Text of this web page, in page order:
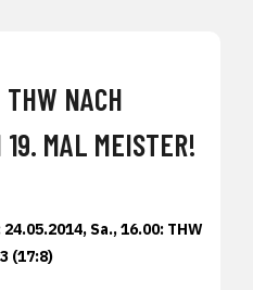
NACH
19. MAL MEISTER!
Sa., 16.00: THW
(17:8)